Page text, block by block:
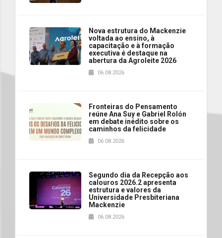
Nova estrutura do Mackenzie
voltada ao ensino, à
capacitação e à formação
executiva é destaque na
abertura da Agroleite 2026
06.08.2026
Fronteiras do Pensamento
reúne Ana Suy e Gabriel Rolón
em debate inédito sobre os
caminhos da felicidade
06.08.2026
Segundo dia da Recepção aos
calouros 2026.2 apresenta
estrutura e valores da
Universidade Presbiteriana
Mackenzie
06.08.2026